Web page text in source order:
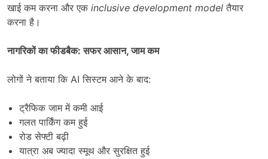
खाई कम करना और एक inclusive development model तैयार
करना है।
नागरिकों का फीडबैक: सफर आसान,जाम कम
लोगों ने बताया कि AI सिस्टम आने के बाद:
ट्रैफिक जाम में कमी आई
गलत पार्किंग कम हुई
रोड सेफ्टी बढ़ी
यात्रा अब ज्यादा स्मूथ और सुरक्षित हुई